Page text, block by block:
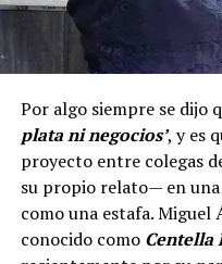
Por algo siempre se dijo
plata ni negocios’, y es
proyecto entre colegas
su propio relato— en
como una estafa.
conocido como Centella